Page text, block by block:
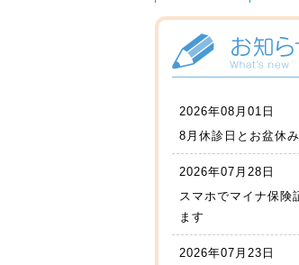
2026年08月01日
8月休診日とお盆休
2026年07月28日
スマホでマイナ保険
ます
2026年07月23日